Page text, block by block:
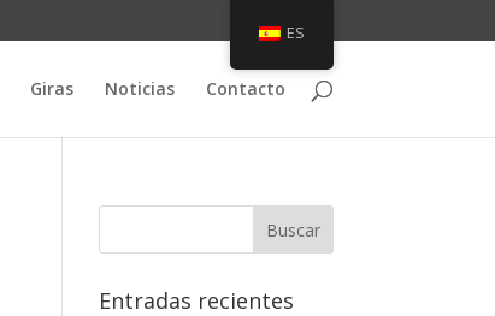
Giras Noticias Contacto
Entradas recientes
ES